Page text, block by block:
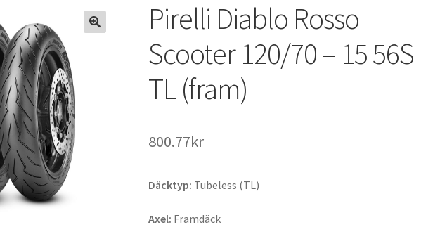
Pirelli Diablo Rosso
Scooter 120/70 – 15 56S
TL (fram)
800.77kr
Däcktyp: Tubeless (TL)
Axel: Framdäck